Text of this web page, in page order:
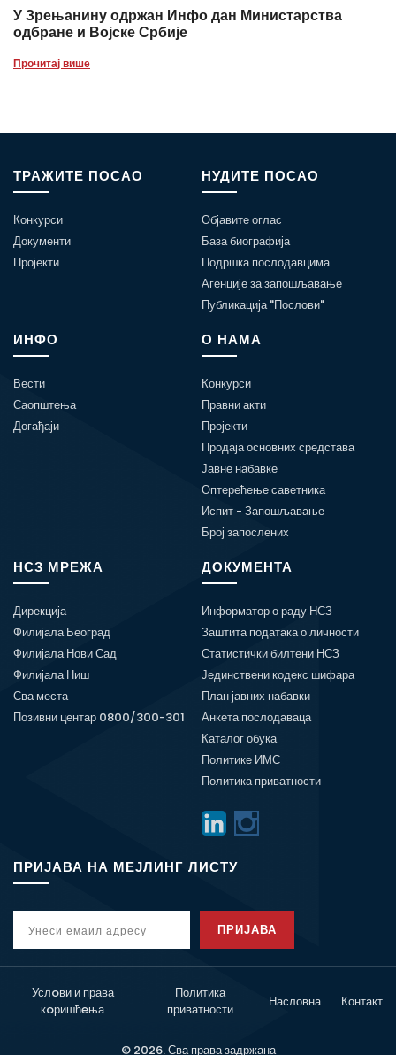
У Зрењанину одржан Инфо дан Министарства
одбране и Војске Србије
Прочитај више
ТРАЖИТЕ ПОСАО
Конкурси
Документи
Пројекти
НУДИТЕ ПОСАО
Објавите оглас
База биографија
Подршка послодавцима
Агенције за запошљавање
Публикација "Послови"
ИНФО
Вести
Саопштења
Догађаји
О НАМА
Конкурси
Правни акти
Пројекти
Продаја основних средстава
Јавне набавке
Оптерећење саветника
Испит - Запошљавање
Број запослених
НСЗ МРЕЖА
Дирекција
Филијала Београд
Филијала Нови Сад
Филијала Ниш
Сва места
Позивни центар 0800/300-301
ДОКУМЕНТА
Информатор о раду НСЗ
Заштита података о личности
Статистички билтени НСЗ
Јединствени кодекс шифара
План јавних набавки
Анкета послодаваца
Каталог обука
Политике ИМС
Политика приватности
ПРИЈАВА НА МЕЈЛИНГ ЛИСТУ
ПРИЈАВА
Услoви и права
кoришћeња
Политика
приватности
Насловна Контакт
© 2026. Сва права задржана